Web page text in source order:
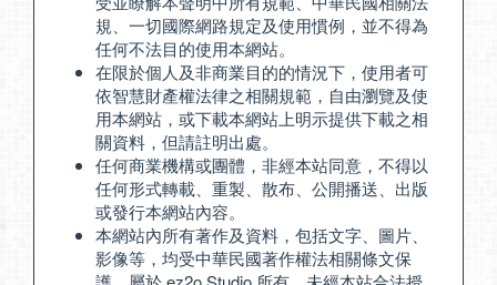
規、一切國際網路規定及使用慣例，並不得為
任何不法目的使用本網站。
在限於個人及非商業目的的情況下，使用者可
依智慧財產權法律之相關規範，自由瀏覽及使
用本網站，或下載本網站上明示提供下載之相
關資料，但請註明出處。
任何商業機構或團體，非經本站同意，不得以
任何形式轉載、重製、散布、公開播送、出版
或發行本網站內容。
本網站內所有著作及資料，包括文字、圖片、
影像等，均受中華民國著作權法相關條文保